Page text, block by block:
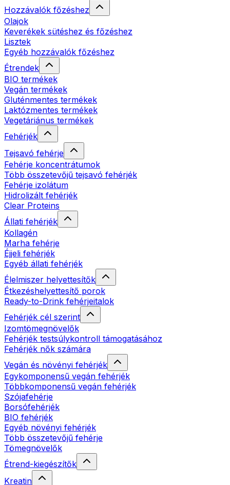
Hozzávalók főzéshez
Olajok
Keverékek sütéshez és főzéshez
Lisztek
Egyéb hozzávalók főzéshez
Étrendek
BIO termékek
Vegán termékek
Gluténmentes termékek
Laktózmentes termékek
Vegetáriánus termékek
Fehérjék
Tejsavó fehérje
Fehérje koncentrátumok
Több összetevőjű tejsavó fehérjék
Fehérje izolátum
Hidrolizált fehérjék
Clear Proteins
Állati fehérjék
Kollagén
Marha fehérje
Éjjeli fehérjék
Egyéb állati fehérjék
Élelmiszer helyettesítők
Étkezéshelyettesítő porok
Ready-to-Drink fehérjeitalok
Fehérjék cél szerint
Izomtömegnövelők
Fehérjék testsúlykontroll támogatásához
Fehérjék nők számára
Vegán és növényi fehérjék
Egykomponensű vegán fehérjék
Többkomponensű vegán fehérjék
Szójafehérje
Borsófehérjék
BIO fehérjék
Egyéb növényi fehérjék
Több összetevőjű fehérje
Tömegnövelők
Étrend-kiegészítők
Kreatin